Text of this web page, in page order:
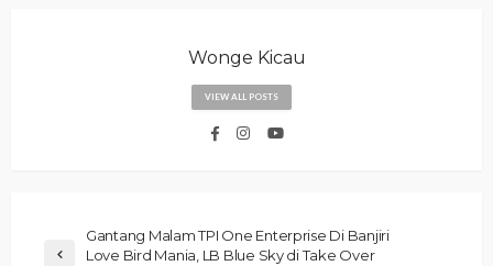
Wonge Kicau
VIEW ALL POSTS
Gantang Malam TPI One Enterprise Di Banjiri
Love Bird Mania, LB Blue Sky di Take Over